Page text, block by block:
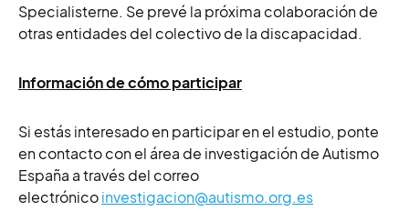
Specialisterne. Se prevé la próxima colaboración de
otras entidades del colectivo de la discapacidad.
Información de cómo participar
Si estás interesado en participar en el estudio, ponte
en contacto con el área de investigación de Autismo
España a través del correo
electrónicoinvestigacion@autismo.org.es